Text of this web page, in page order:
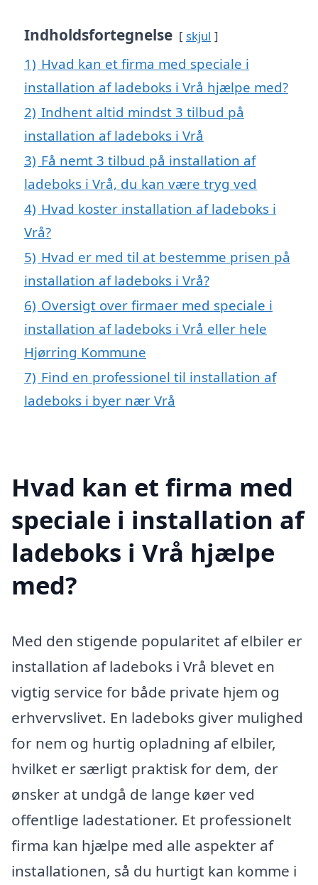
Indholdsfortegnelse skjul
1) Hvad kan et firma med speciale i
installation af ladeboks i Vrå hjælpe med?
2) Indhent altid mindst 3 tilbud på
installation af ladeboks i Vrå
3) Få nemt 3 tilbud på installation af
ladeboks i Vrå, du kan være tryg ved
4) Hvad koster installation af ladeboks i
Vrå?
5) Hvad er med til at bestemme prisen på
installation af ladeboks i Vrå?
6) Oversigt over firmaer med speciale i
installation af ladeboks i Vrå eller hele
Hjørring Kommune
7) Find en professionel til installation af
ladeboks i byer nær Vrå
Hvad kan et firma med
speciale i installation af
ladeboks i Vrå hjælpe
med?
Med den stigende popularitet af elbiler er
installation af ladeboks i Vrå blevet en
vigtig service for både private hjem og
erhvervslivet. En ladeboks giver mulighed
for nem og hurtig opladning af elbiler,
hvilket er særligt praktisk for dem, der
ønsker at undgå de lange køer ved
offentlige ladestationer. Et professionelt
firma kan hjælpe med alle aspekter af
installationen, så du hurtigt kan komme i